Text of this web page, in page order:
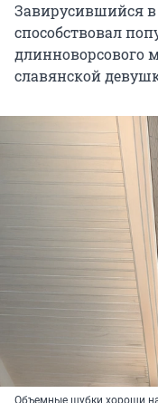
Завирусившийся
способствовал
длинноворсового
славянской